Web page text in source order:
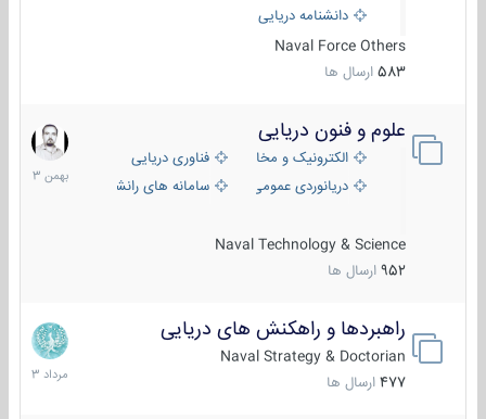
دانشنامه دریایی کپی
Naval Force Others
583 ارسال ها
علوم و فنون دریایی
الکترونیک و مخابرات دریاییفناوری دریایی
دریانوردی عمومی
سامانه های رانشی دریایی
Naval Technology & Science
952 ارسال ها
6
بهمن
1403
راهبردها و راهکنش های دریایی
Naval Strategy & Doctorian
477 ارسال ها
2
مرداد
1403